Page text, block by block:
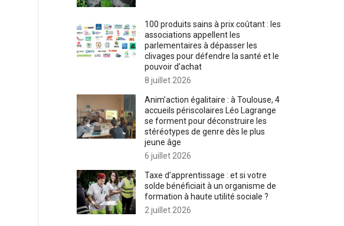
100 produits sains à prix coûtant : les
associations appellent les
parlementaires à dépasser les
clivages pour défendre la santé et le
pouvoir d’achat
8 juillet 2026
Anim’action égalitaire : à Toulouse, 4
accueils périscolaires Léo Lagrange
se forment pour déconstruire les
stéréotypes de genre dès le plus
jeune âge
6 juillet 2026
Taxe d’apprentissage : et si votre
solde bénéficiait à un organisme de
formation à haute utilité sociale ?
2 juillet 2026